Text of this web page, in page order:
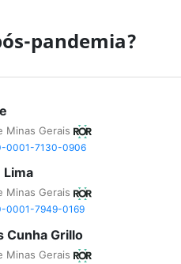
pandemia?
Minas Gerais
0001-7130-0906
Lima
Minas Gerais
0001-7949-0169
Cunha Grillo
Minas Gerais